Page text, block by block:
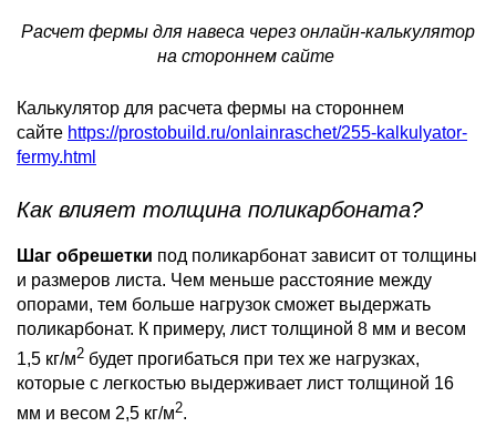
Расчет фермы для навеса через онлайн-калькулятор
на стороннем сайте
Калькулятор для расчета фермы на стороннем
сайте https://prostobuild.ru/onlainraschet/255-kalkulyator-
fermy.html
Как влияет толщина поликарбоната?
Шаг обрешетки под поликарбонат зависит от толщины
и размеров листа. Чем меньше расстояние между
опорами, тем больше нагрузок сможет выдержать
поликарбонат. К примеру, лист толщиной 8 мм и весом
1,5 кг/м2 будет прогибаться при тех же нагрузках,
которые с легкостью выдерживает лист толщиной 16
мм и весом 2,5 кг/м2.